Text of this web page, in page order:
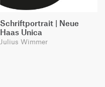
Schriftportrait | Neue
Haas Unica
Julius Wimmer